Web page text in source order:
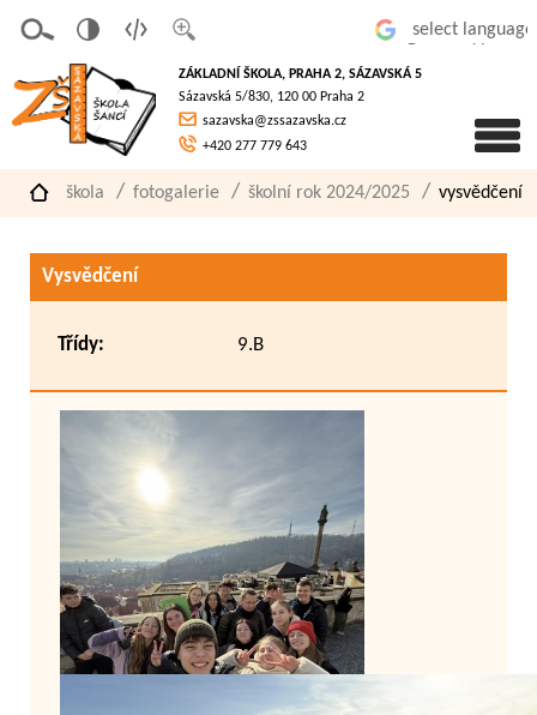
písmo
á
verze
pro
slaboz
raké
ZÁKLADNÍ ŠKOLA, PRAHA 2, SÁZAVSKÁ 5
Sázavská 5/830, 120 00 Praha 2
sazavska@zssazavska.cz
+420 277 779 643
škola fotogalerie školní rok 2024/2025 vysvědčení
Vysvědčení
Třídy: 9.B